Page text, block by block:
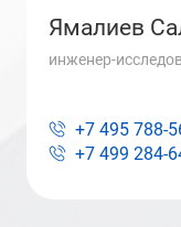
Ямалиев
инженер-
+7 495 788-
+7 499 284-